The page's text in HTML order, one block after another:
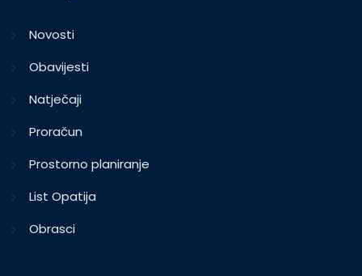
Novosti
Obavijesti
Natječaji
Proračun
Prostorno planiranje
List Opatija
Obrasci